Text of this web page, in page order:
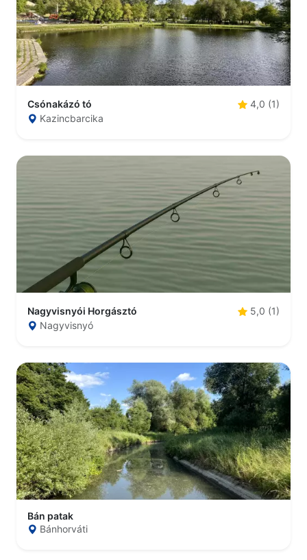
Csónakázó tó
4,0 (1)
Kazincbarcika
Nagyvisnyói Horgásztó
5,0 (1)
Nagyvisnyó
Bán patak
Bánhorváti